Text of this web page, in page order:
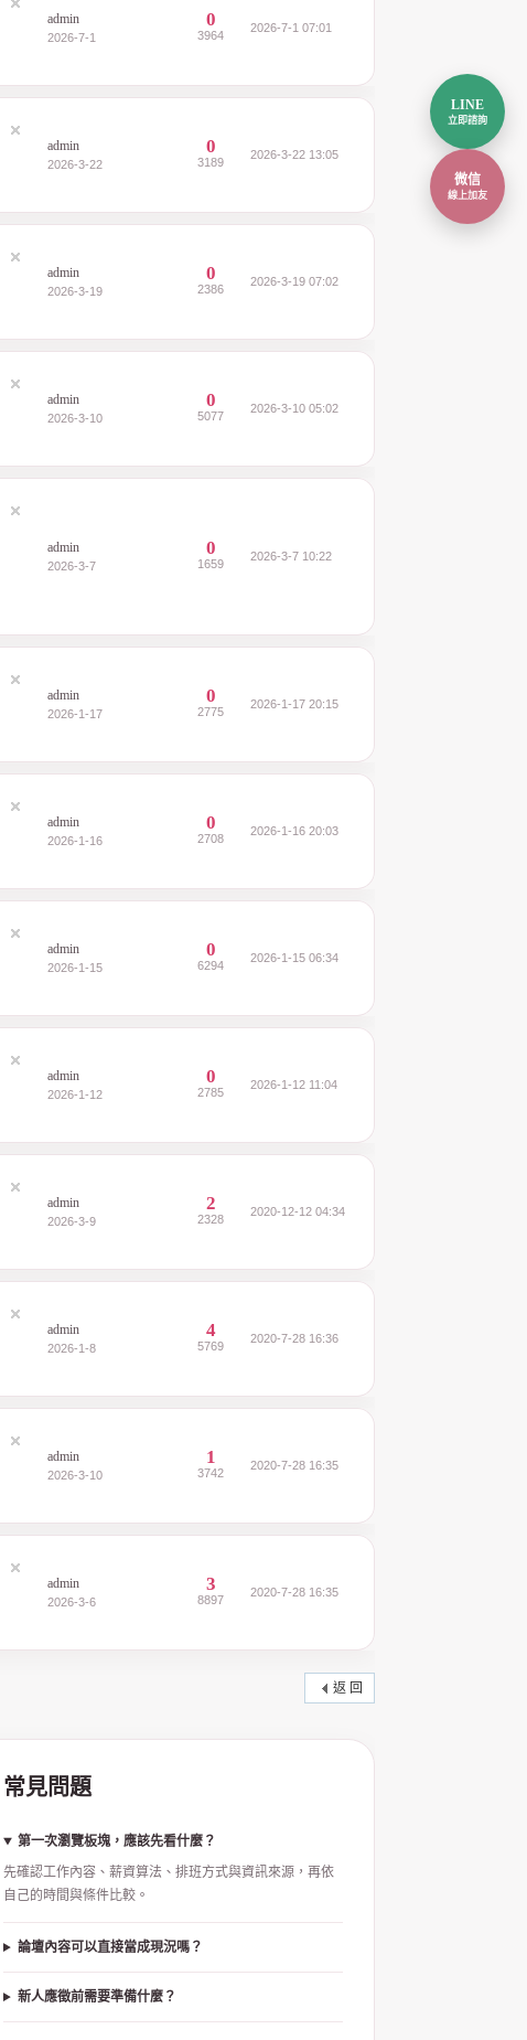
admin
2026-7-1
0
3964
2026-7-1 07:01
admin
2026-3-22
0
3189
2026-3-22 13:05
admin
2026-3-19
0
2386
2026-3-19 07:02
admin
2026-3-10
0
5077
2026-3-10 05:02
admin
2026-3-7
0
1659
2026-3-7 10:22
admin
2026-1-17
0
2775
2026-1-17 20:15
admin
2026-1-16
0
2708
2026-1-16 20:03
admin
2026-1-15
0
6294
2026-1-15 06:34
admin
2026-1-12
0
2785
2026-1-12 11:04
admin
2026-3-9
2
2328
2020-12-12 04:34
admin
2026-1-8
4
5769
2020-7-28 16:36
admin
2026-3-10
1
3742
2020-7-28 16:35
admin
2026-3-6
3
8897
2020-7-28 16:35
返 回
常見問題
第一次瀏覽板塊，應該先看什麼？
先確認工作內容、薪資算法、排班方式與資訊來源，再依
自己的時間與條件比較。
論壇內容可以直接當成現況嗎？
新人應徵前需要準備什麼？
LINE
立即諮詢
微信
線上加友